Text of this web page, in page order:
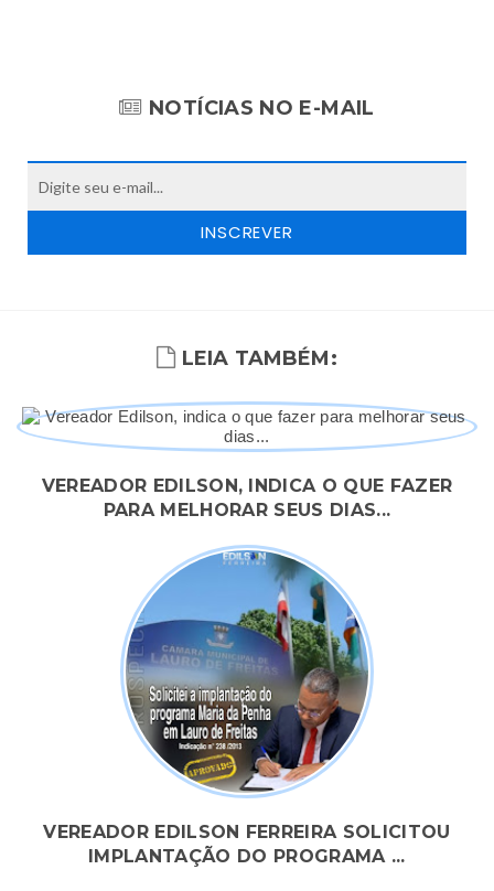
NOTÍCIAS NO E-MAIL
LEIA TAMBÉM:
VEREADOR EDILSON, INDICA O QUE FAZER
PARA MELHORAR SEUS DIAS...
VEREADOR EDILSON FERREIRA SOLICITOU
IMPLANTAÇÃO DO PROGRAMA ...